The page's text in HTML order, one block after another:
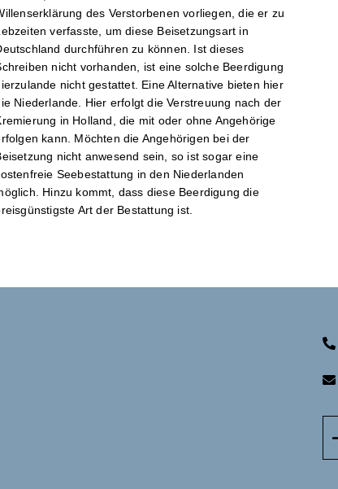
des Verstorbenen vorliegen, die er zu
verfasste, um diese Beisetzungsart in
durchführen zu können. Ist dieses
nicht vorhanden, ist eine solche Beerdigung
nicht gestattet. Eine Alternative bieten hier
Niederlande. Hier erfolgt die Verstreuung nach der
in Holland, die mit oder ohne Angehörige
kann. Möchten die Angehörigen bei der
nicht anwesend sein, so ist sogar eine
Seebestattung in den Niederlanden
Hinzu kommt, dass diese Beerdigung die
Art der Bestattung ist.